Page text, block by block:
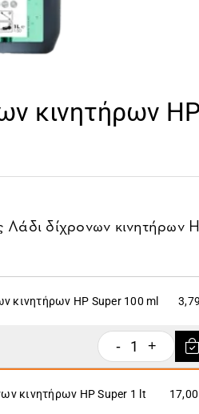
κινητήρων
Λάδι δίχρονων κινητήρων
κινητήρων HP Super 100 ml
- 1 +
κινητήρων ΗP Super 1 lt